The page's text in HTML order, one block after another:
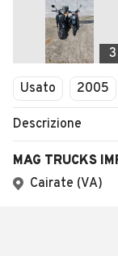
3
Usato 2005
Descrizione
MAG TRUCKS
Cairate (VA)